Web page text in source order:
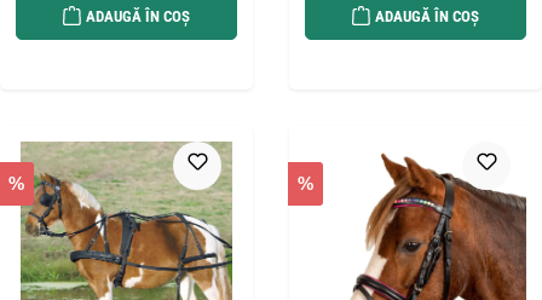
ADAUGĂ ÎN COȘ ADAUGĂ ÎN COȘ
% %